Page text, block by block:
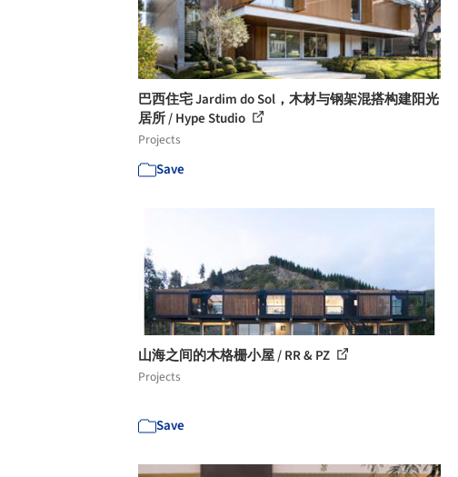
巴西住宅 Jardim do Sol，木材与钢架混搭构建阳光
居所 / Hype Studio
Projects
Save
山海之间的木格栅小屋 / RR & PZ
Projects
Save